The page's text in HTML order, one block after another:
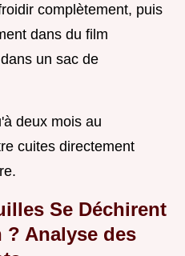
complètement, puis
dans du film
un sac de
deux mois au
cuites directement
Se Déchirent
? Analyse des